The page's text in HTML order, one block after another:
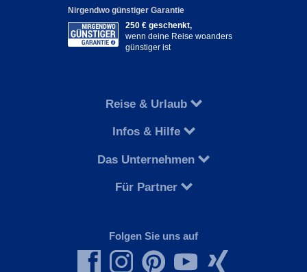
Nirgendwo günstiger Garantie
250 € geschenkt,
wenn deine Reise woanders
günstiger ist
Reise & Urlaub
Infos & Hilfe
Das Unternehmen
Für Partner
Folgen Sie uns auf